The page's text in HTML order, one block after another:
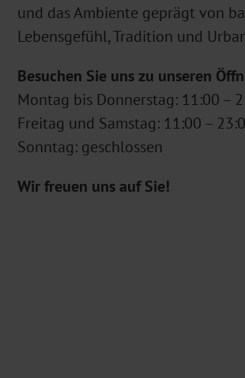
und das Ambiente geprägt von
Lebensgefühl, Tradition und
Besuchen Sie uns zu unseren
Montag bis Donnerstag: 11:00 –
Freitag und Samstag: 11:00 –
Sonntag: geschlossen
Wir freuen uns auf Sie!